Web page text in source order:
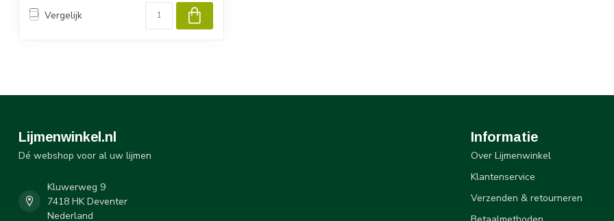
Vergelijk
Lijmenwinkel.nl
Dé webshop voor al uw lijmen
Kluwerweg 9
7418 HK Deventer
Nederland
Informatie
Over Lijmenwinkel
Klantenservice
Verzenden & retourneren